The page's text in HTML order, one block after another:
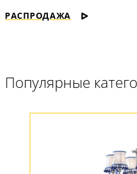
РАСПРОДАЖА
Популярные